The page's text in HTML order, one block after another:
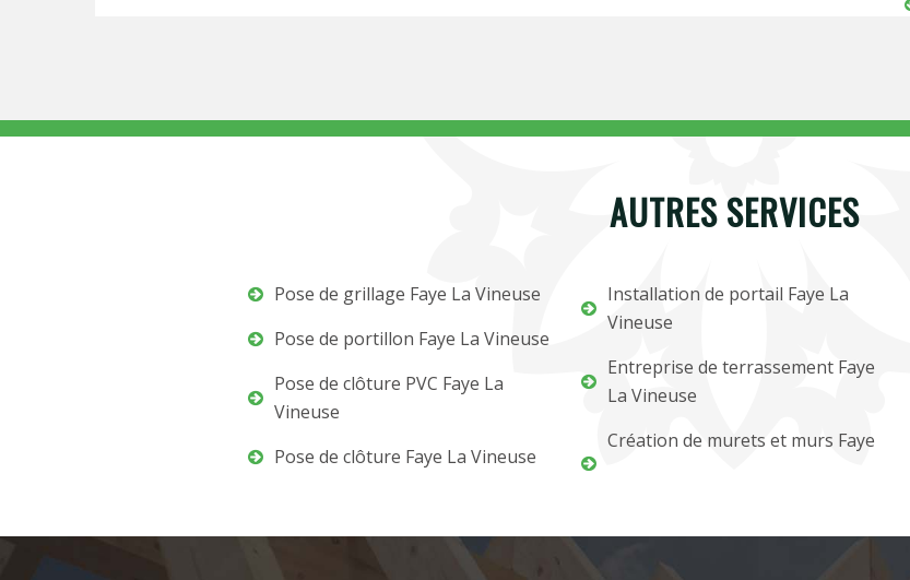
AUTRES SERVICES
Pose de grillage Faye La Vineuse
Pose de portillon Faye La Vineuse
Pose de clôture PVC Faye La
Vineuse
Pose de clôture Faye La Vineuse
Installation de portail Faye La
Vineuse
Entreprise de terrassement Faye
La Vineuse
Création de murets et murs Faye